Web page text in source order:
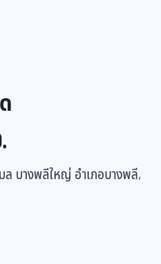
ล บางพลีใหญ่ อำเภอบางพลี,